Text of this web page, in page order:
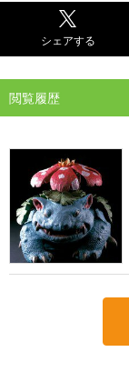
シェアする
閲覧履歴